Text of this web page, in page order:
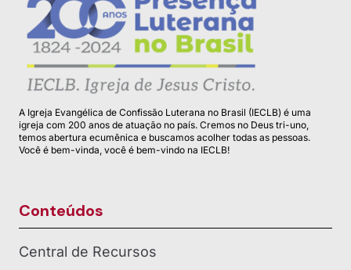
A Igreja Evangélica de Confissão Luterana no Brasil (IECLB) é uma
igreja com 200 anos de atuação no país. Cremos no Deus tri-uno,
temos abertura ecumênica e buscamos acolher todas as pessoas.
Você é bem-vinda, você é bem-vindo na IECLB!
Conteúdos
Central de Recursos